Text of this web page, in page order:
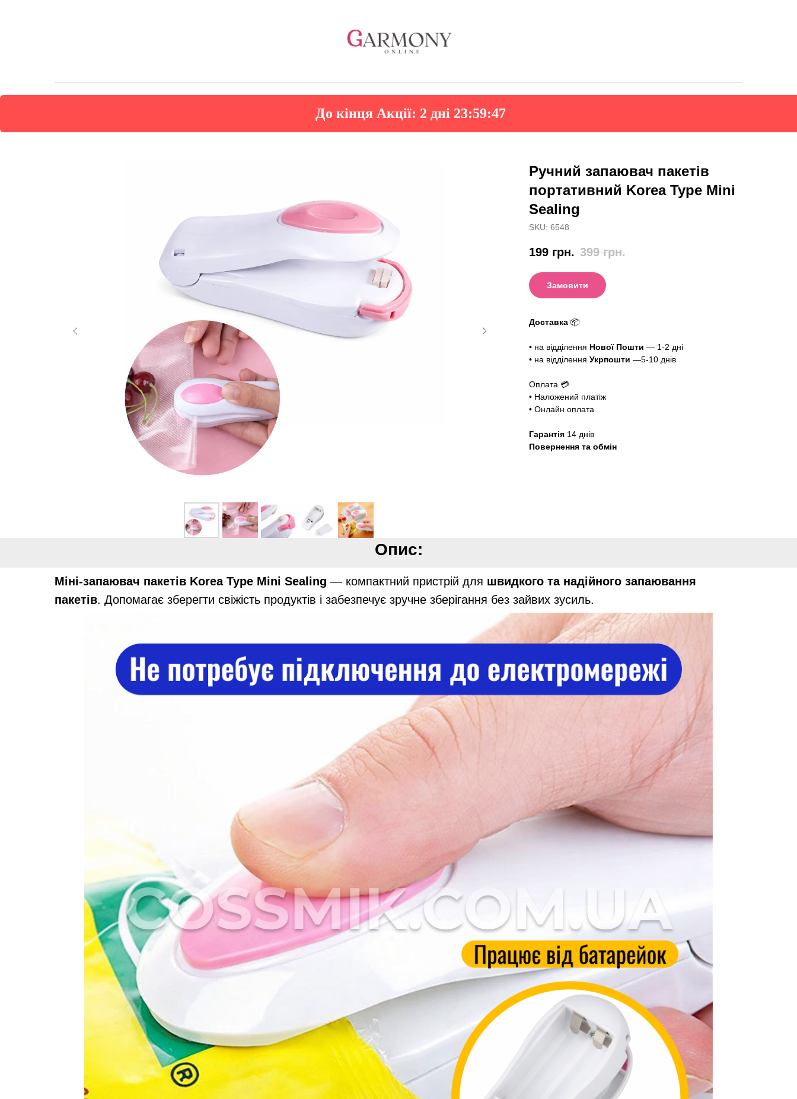
До кінця Акції: 2 дні 23:59:45
Ручний запаювач пакетів
портативний Korea Type Mini
Sealing
SKU: 6548
199 грн. 399 грн.
Замовити
Доставка 📦
• на відділення Нової Пошти — 1-2 дні
• на відділення Укрпошти —5-10 днів
Оплата 💳
• Наложений платіж
• Онлайн оплата
Гарантія 14 днів
Повернення та обмін
Опис:
Міні-запаювач пакетів Korea Type Mini Sealing — компактний пристрій для швидкого та надійного запаювання
пакетів. Допомагає зберегти свіжість продуктів і забезпечує зручне зберігання без зайвих зусиль.